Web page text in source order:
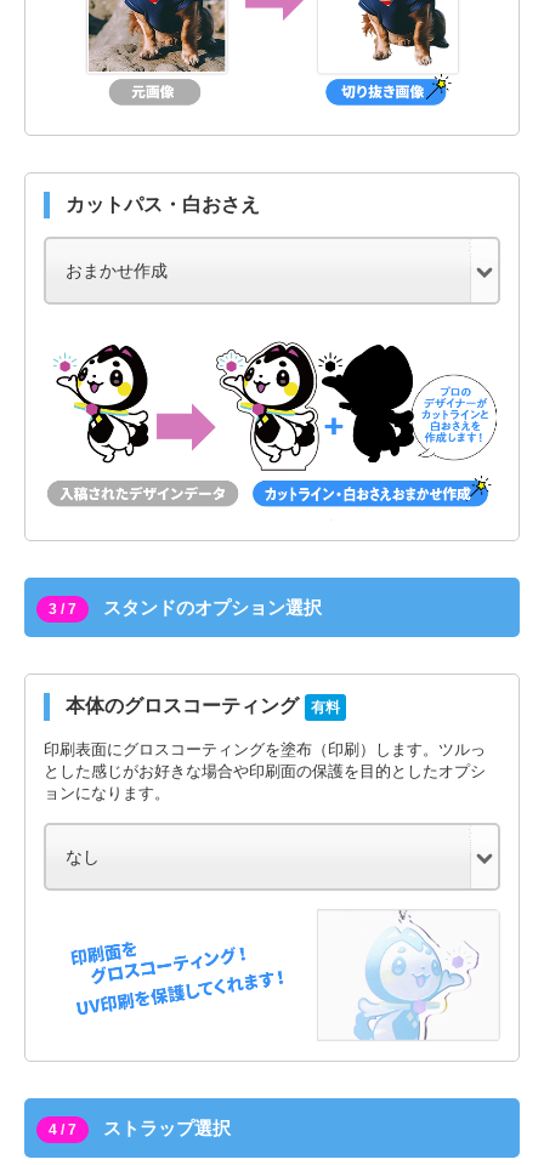
カットパス・白おさえ
3 / 7 スタンドのオプション選択
本体のグロスコーティング 有料
印刷表面にグロスコーティングを塗布（印刷）します。ツルっ
とした感じがお好きな場合や印刷面の保護を目的としたオプシ
ョンになります。
4 / 7 ストラップ選択